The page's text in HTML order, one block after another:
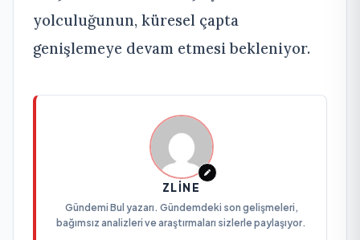
yolculuğunun, küresel çapta
genişlemeye devam etmesi bekleniyor.
ZLINE
Gündemi Bul yazarı. Gündemdeki son gelişmeleri,
bağımsız analizleri ve araştırmaları sizlerle paylaşıyor.